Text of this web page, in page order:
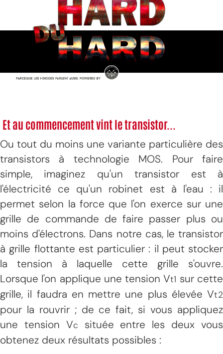
Et au commencement vint le transistor...
Ou tout du moins une variante particulière des
transistors à technologie MOS. Pour faire
simple, imaginez qu'un transistor est à
l'électricité ce qu'un robinet est à l'eau : il
permet selon la force que l'on exerce sur une
grille de commande de faire passer plus ou
moins d'électrons. Dans notre cas, le transistor
à grille flottante est particulier : il peut stocker
la tension à laquelle cette grille s'ouvre.
Lorsque l'on applique une tension Vt1 sur cette
grille, il faudra en mettre une plus élevée Vt2
pour la rouvrir ; de ce fait, si vous appliquez
une tension Vc
située entre les deux vous
obtenez deux résultats possibles :